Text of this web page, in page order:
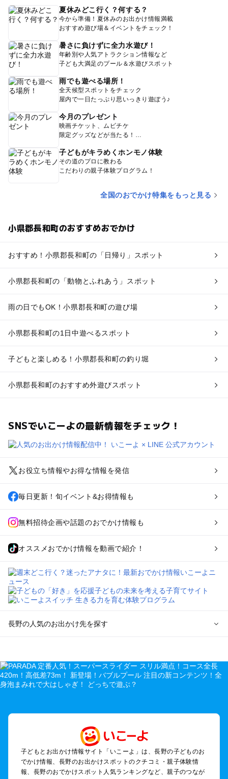
夏休みどこ行く？何する？
今から準備！夏休みのお出かけ情報満載
おすすめ遊び場＆イベントをチェック！
暑さに負けずに全力水遊び！
年齢別や人気アトラクション情報など
子ども大満足のプール＆水遊びスポット
雨でも遊べる場所！
全天候型スポットをチェック
屋内で一日たっぷり思いっきり遊ぼう♪
今月のプレゼント
映画チケット、ムビチケ
限定グッズなどが当たる！
子どもがキラめくホンモノ体験
その道のプロに教わる
こだわりの親子体験プログラム！
全国のおでかけ特集をもっと見る
小県郡長和町のおすすめおでかけ
おすすめ！小県郡長和町の「日帰り」スポット
小県郡長和町の「動物とふれあう」スポット
雨の日でもOK！小県郡長和町の遊び場
小県郡長和町の1日中遊べるスポット
子どもと楽しめる！小県郡長和町の釣り堀
小県郡長和町のおすすめ外遊びスポット
SNSでいこーよの最新情報をチェック！
お役立ち情報やお得な情報を発信
毎日更新！旬イベント&お得情報も
無料招待企画や話題のおでかけ情報も
オススメおでかけ情報を動画で紹介！
長野の人気のお出かけ先を探す
を探す
軽井沢・万座・嬬恋・北軽井沢のプールお出かけ
松本・上高地・諏訪・乗鞍・美ヶ原のプールお出かけ
伊那・駒ヶ根・飯田・昼神（伊那路）のプールお出かけ
蓼科・白樺湖・車山・女神湖・姫木平のプールお出かけ
安曇野・大町のプールお出かけ
白馬・小谷のプールお出かけ
八ヶ岳・野辺山・富士見・原村・小海線沿線のプールお出かけ
木曽路・木曽周辺のプールお出かけ
子どもとお出かけ情報サイト「いこーよ」は、長野の子どものお
でかけ情報、長野のお出かけスポットのクチコミ・親子体験情
報、長野のおでかけスポット人気ランキングなど、親子のつなが